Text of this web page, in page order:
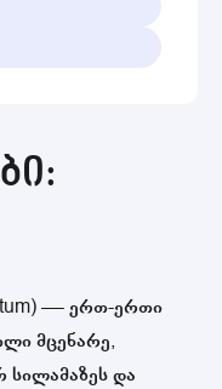
— ერთ-ერთი
მცენარე,
სილამაზეს და